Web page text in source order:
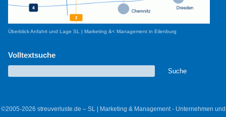
Überblick Anfahrt und Lage SL | Marketing &< Management in Eilenburg
Volltextsuche
©2005-2026 streuverluste.de – SL | Marketing & Management - Unternehmen und